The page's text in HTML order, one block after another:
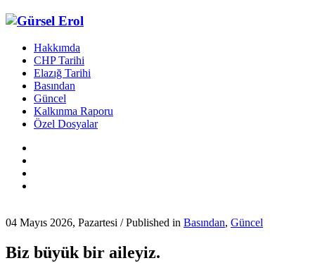
Hakkımda
CHP Tarihi
Elazığ Tarihi
Basından
Güncel
Kalkınma Raporu
Özel Dosyalar
04 Mayıs 2026, Pazartesi /Published in Basından, Güncel
Biz büyük bir aileyiz.